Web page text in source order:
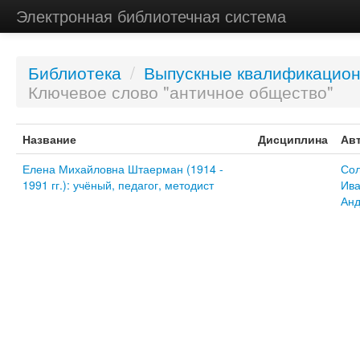
Электронная библиотечная система
Библиотека / Выпускные
Ключевое слово "античное общество"
Название Дисциплина
Елена Михайловна Штаерман (1914 -
1991 гг.): учёный, педагог, методист